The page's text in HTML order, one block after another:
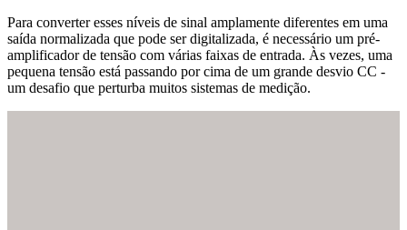
Para converter esses níveis de sinal amplamente diferentes em uma
saída normalizada que pode ser digitalizada, é necessário um pré-
amplificador de tensão com várias faixas de entrada. Às vezes, uma
pequena tensão está passando por cima de um grande desvio CC -
um desafio que perturba muitos sistemas de medição.